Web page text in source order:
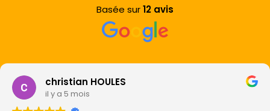
Basée sur12 avis
christian HOULES
il y a 5 mois